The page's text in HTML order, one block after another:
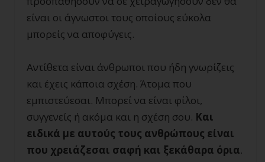
είναι οι άγνωστοι τους οποίους εύκολα
μπορείς να αποφύγεις.
Αντίθετα είναι άνθρωποι που ήδη γνωρίζεις
και έχεις κάποια σχέση. Άτομα που
εμπιστεύεσαι. Μπορεί να είναι φίλοι,
συγγενείς ή ακόμα και η σχέση σου. Και
ειδικά με αυτούς τους ανθρώπους είναι
που χρειάζεσαι σαφή και ξεκάθαρα όρια.